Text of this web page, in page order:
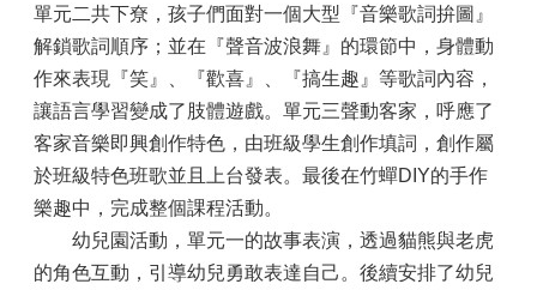
單元二共下尞，孩子們面對一個大型『音樂歌詞拚圖』
解鎖歌詞順序；並在『聲音波浪舞』的環節中，身體動
作來表現『笑』、『歡喜』、『搞生趣』等歌詞內容，
讓語言學習變成了肢體遊戲。單元三聲動客家，呼應了
客家音樂即興創作特色，由班級學生創作填詞，創作屬
於班級特色班歌並且上台發表。最後在竹蟬DIY的手作
樂趣中，完成整個課程活動。
幼兒園活動，單元一的故事表演，透過貓熊與老虎
的角色互動，引導幼兒勇敢表達自己。後續安排了幼兒